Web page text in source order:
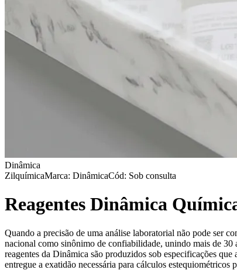
Dinâmica
ZilquímicaMarca: DinâmicaCód: Sob consulta
Reagentes Dinâmica
Quando a precisão de uma análise laboratorial não pode ser
nacional como sinônimo de confiabilidade, unindo mais de 30
reagentes da Dinâmica são produzidos sob especificações
entregue a exatidão necessária para cálculos estequiométricos